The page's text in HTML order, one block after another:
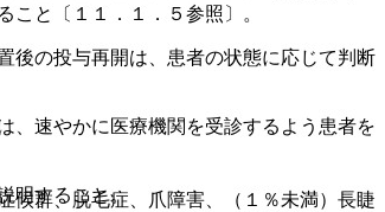
と〔１１．１．５参照〕。
後の投与再開は、患者の状態に応じて判断
、速やかに医療機関を受診するよう患者を
明すること。
候群、脱毛症、爪障害、（１％未満）長睫